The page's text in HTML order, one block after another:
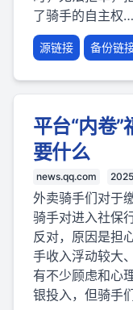
了骑手的自主权
源链接 备份链
平台“内卷
要什么
news.qq.com
外卖骑手们对于
骑手对进入社保
反对，原因是担
手收入浮动较大
有不少顾虑和心
银投入，但骑手